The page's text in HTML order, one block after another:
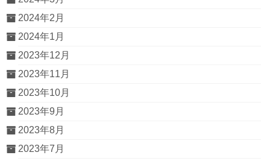
2024年2月
2024年1月
2023年12月
2023年11月
2023年10月
2023年9月
2023年8月
2023年7月